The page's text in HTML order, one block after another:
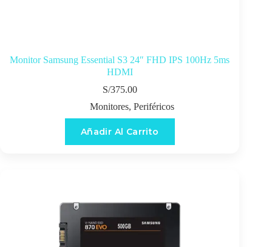
Monitor Samsung Essential S3 24″ FHD IPS 100Hz 5ms
HDMI
S/375.00
Monitores, Periféricos
Añadir Al Carrito